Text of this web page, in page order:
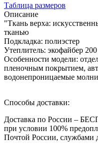
Таблица размеров
Описание
"Ткань верха:
тканью
Подкладка: полиэстер
Утеплитель: экофайбер 200
Особенности модели:
пленочным покрытием,
водонепроницаемые
Способы доставки:
Доставка по России –
при условии 100%
Почтой России, службами